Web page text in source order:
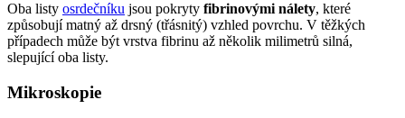
Oba listy osrdečníku jsou pokryty fibrinovými nálety, které
způsobují matný až drsný (třásnitý) vzhled povrchu. V těžkých
případech může být vrstva fibrinu až několik milimetrů silná,
slepující oba listy.
Mikroskopie